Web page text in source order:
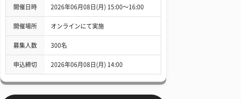
開催日時 2026年06月08日(月) 15:00〜16:00
開催場所 オンラインにて実施
募集人数 300名
申込締切 2026年06月08日(月) 14:00